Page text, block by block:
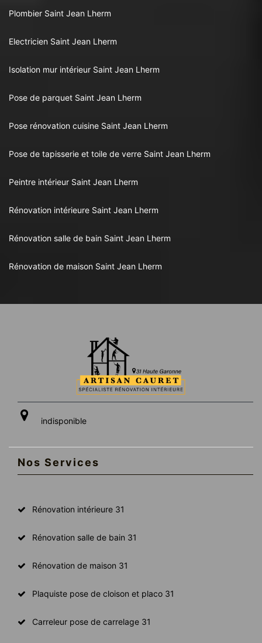
Plombier Saint Jean Lherm
Electricien Saint Jean Lherm
Isolation mur intérieur Saint Jean Lherm
Pose de parquet Saint Jean Lherm
Pose rénovation cuisine Saint Jean Lherm
Pose de tapisserie et toile de verre Saint Jean Lherm
Peintre intérieur Saint Jean Lherm
Rénovation intérieure Saint Jean Lherm
Rénovation salle de bain Saint Jean Lherm
Rénovation de maison Saint Jean Lherm
indisponible
Nos Services
Rénovation intérieure 31
Rénovation salle de bain 31
Rénovation de maison 31
Plaquiste pose de cloison et placo 31
Carreleur pose de carrelage 31